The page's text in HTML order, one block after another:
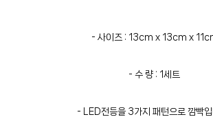
- 사이즈 : 13cm x 13cm x
- 수 량 : 1세트
- LED전등을 3가지 패턴으로 깜빡입